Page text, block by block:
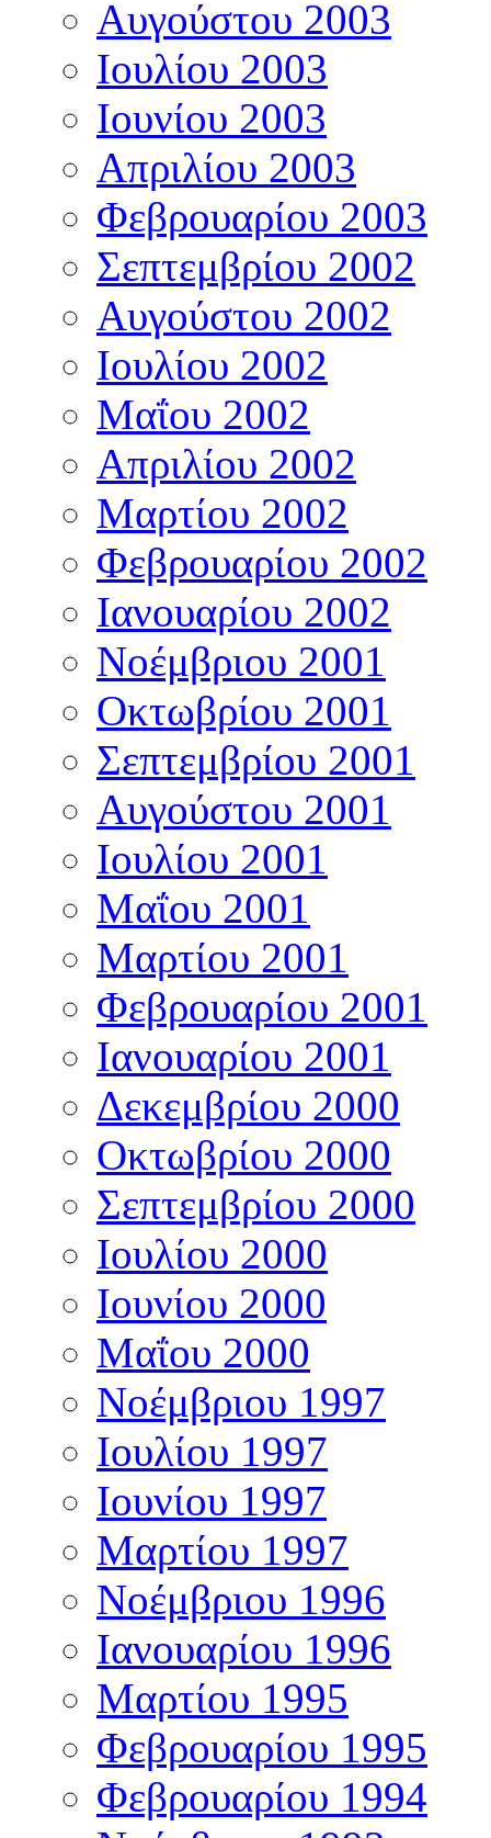
Αυγούστου 2003
Ιουλίου 2003
Ιουνίου 2003
Απριλίου 2003
Φεβρουαρίου 2003
Σεπτεμβρίου 2002
Αυγούστου 2002
Ιουλίου 2002
Μαΐου 2002
Απριλίου 2002
Μαρτίου 2002
Φεβρουαρίου 2002
Ιανουαρίου 2002
Νοέμβριου 2001
Οκτωβρίου 2001
Σεπτεμβρίου 2001
Αυγούστου 2001
Ιουλίου 2001
Μαΐου 2001
Μαρτίου 2001
Φεβρουαρίου 2001
Ιανουαρίου 2001
Δεκεμβρίου 2000
Οκτωβρίου 2000
Σεπτεμβρίου 2000
Ιουλίου 2000
Ιουνίου 2000
Μαΐου 2000
Νοέμβριου 1997
Ιουλίου 1997
Ιουνίου 1997
Μαρτίου 1997
Νοέμβριου 1996
Ιανουαρίου 1996
Μαρτίου 1995
Φεβρουαρίου 1995
Φεβρουαρίου 1994